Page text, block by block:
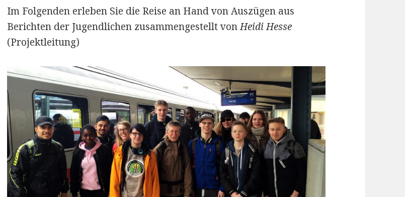
Im Folgenden erleben Sie die Reise an Hand von Auszügen aus
Berichten der Jugendlichen zusammengestellt vonHeidi Hesse
(Projektleitung)